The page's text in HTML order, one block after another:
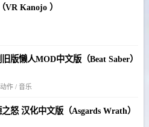
VR Kanojo ）
版懒人MOD中文版（Beat Saber）
作 / 音乐
怒 汉化中文版（Asgards Wrath）